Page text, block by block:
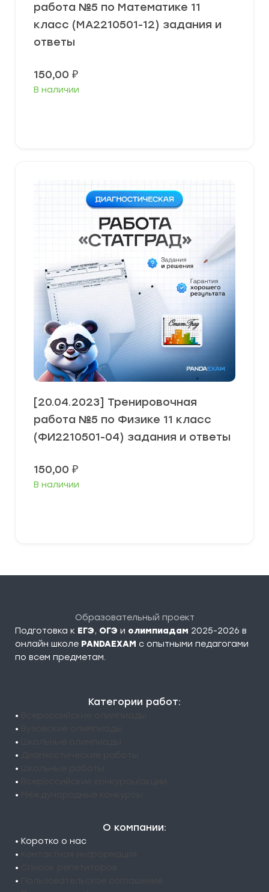
работа №5 по Математике 11
класс (МА2210501-12) задания и
ответы
150,00 ₽
В наличии
[20.04.2023] Тренировочная
работа №5 по Физике 11 класс
(ФИ2210501-04) задания и ответы
150,00 ₽
В наличии
Образовательный проект
Подготовка к ЕГЭ, ОГЭ и олимпиадам 2025-2026 в
онлайн школе PANDAEXAM c опытными педагогами
по всем предметам.
Категории работ:
•
•
•
•
•
•
•
О компании:
• Коротко о нас
•
•
•